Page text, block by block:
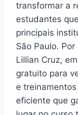
transformar a
estudantes
principais
São Paulo.
Lillian Cruz,
gratuito para
e
eficiente que